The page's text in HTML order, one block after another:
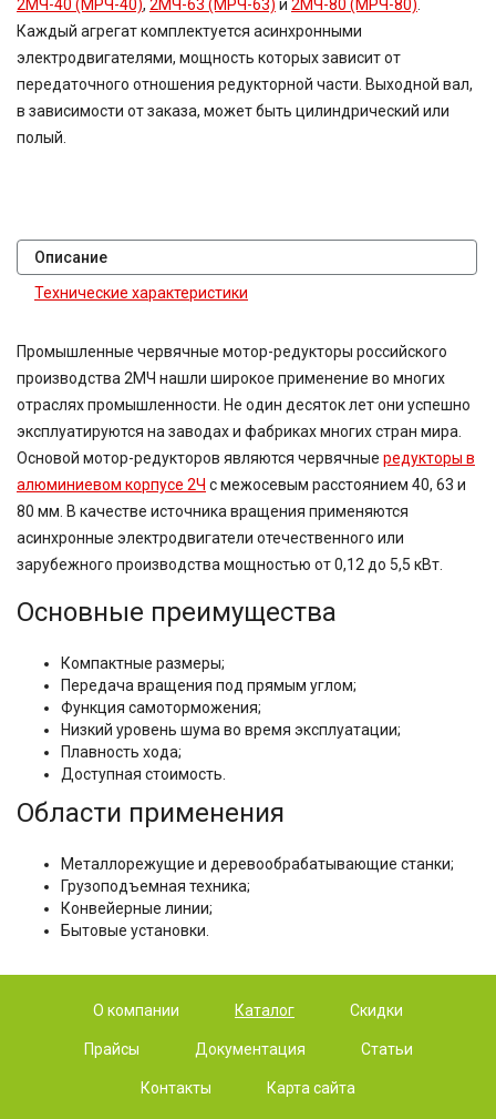
2МЧ-40 (МРЧ-40), 2МЧ-63 (МРЧ-63) и 2МЧ-80 (МРЧ-80)
Каждый агрегат комплектуется асинхронными
электродвигателями, мощность которых зависит от
передаточного отношения редукторной части. Выходной вал,
в зависимости от заказа, может быть цилиндрический или
полый.
Описание
Технические характеристики
Промышленные червячные мотор-редукторы российского
производства 2МЧ нашли широкое применение во многих
отраслях промышленности. Не один десяток лет они успешно
эксплуатируются на заводах и фабриках многих стран мира.
Основой мотор-редукторов являются червячные редукторы в
алюминиевом корпусе 2Ч с межосевым расстоянием 40, 63 и
80 мм. В качестве источника вращения применяются
асинхронные электродвигатели отечественного или
зарубежного производства мощностью от 0,12 до 5,5 кВт.
Основные преимущества
Компактные размеры;
Передача вращения под прямым углом;
Функция самоторможения;
Низкий уровень шума во время эксплуатации;
Плавность хода;
Доступная стоимость.
Области применения
Металлорежущие и деревообрабатывающие станки;
Грузоподъемная техника;
Конвейерные линии;
Бытовые установки.
О компании Каталог Скидки
Прайсы Документация Статьи
Контакты Карта сайта